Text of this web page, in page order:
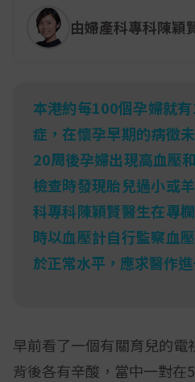
由婦產科專科陳穎
本港約每100個孕婦就
症，在懷孕早期的病徵
20周後孕婦出現高血壓
檢查時發現胎兒過小或
科專科陳穎賢醫生在專
時以血壓計自行監察血
於正常水平，應求醫作進
早前看了一個有關育兒的
背後各有辛酸，當中一對在